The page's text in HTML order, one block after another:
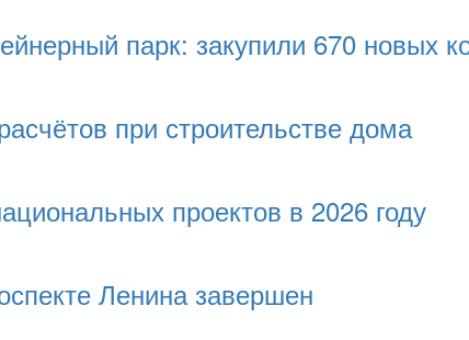
парк: закупили 670 новых
при строительстве дома
проектов в 2026 году
Ленина завершен